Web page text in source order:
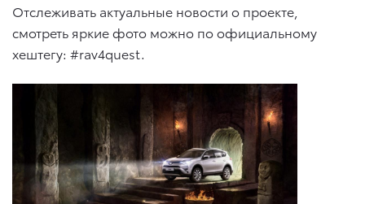
Отслеживать актуальные новости о проекте,
смотреть яркие фото можно по официальному
хештегу: #rav4quest.